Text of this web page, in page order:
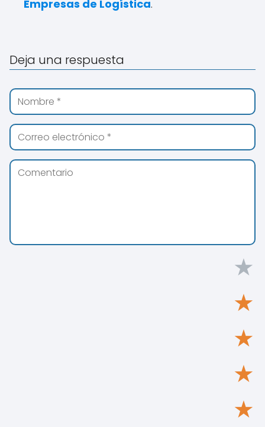
Empresas de Logística.
Deja una respuesta
★
★
★
★
★